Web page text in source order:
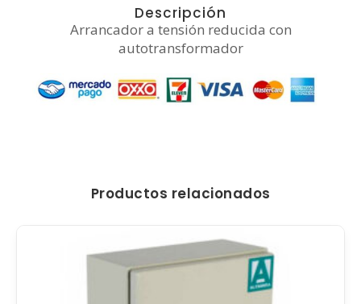
Descripción
Arrancador a tensión reducida con
autotransformador
Productos relacionados